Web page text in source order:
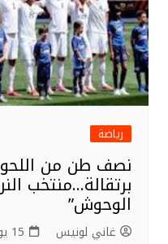
رياضة
برتقالة…منتخب
الوحوش”
غاني لونيس 15 يونيو 2026